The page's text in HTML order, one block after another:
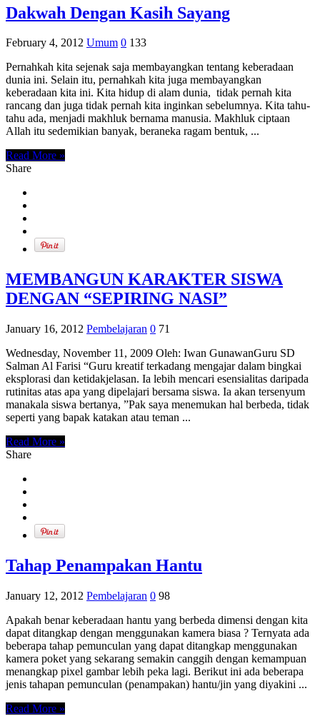
Dakwah Dengan Kasih Sayang
February 4, 2012 Umum 0 133
Pernahkah kita sejenak saja membayangkan tentang keberadaan
dunia ini. Selain itu, pernahkah kita juga membayangkan
keberadaan kita ini. Kita hidup di alam dunia, tidak pernah kita
rancang dan juga tidak pernah kita inginkan sebelumnya. Kita tahu-
tahu ada, menjadi makhluk bernama manusia. Makhluk ciptaan
Allah itu sedemikian banyak, beraneka ragam bentuk, ...
Read More »
Share
MEMBANGUN KARAKTER SISWA
DENGAN “SEPIRING NASI”
January 16, 2012 Pembelajaran 0 71
Wednesday, November 11, 2009 Oleh: Iwan GunawanGuru SD
Salman Al Farisi “Guru kreatif terkadang mengajar dalam bingkai
eksplorasi dan ketidakjelasan. Ia lebih mencari esensialitas daripada
rutinitas atas apa yang dipelajari bersama siswa. Ia akan tersenyum
manakala siswa bertanya, ”Pak saya menemukan hal berbeda, tidak
seperti yang bapak katakan atau teman ...
Read More »
Share
Tahap Penampakan Hantu
January 12, 2012 Pembelajaran 0 98
Apakah benar keberadaan hantu yang berbeda dimensi dengan kita
dapat ditangkap dengan menggunakan kamera biasa ? Ternyata ada
beberapa tahap pemunculan yang dapat ditangkap menggunakan
kamera poket yang sekarang semakin canggih dengan kemampuan
menangkap pixel gambar lebih peka lagi. Berikut ini ada beberapa
jenis tahapan pemunculan (penampakan) hantu/jin yang diyakini ...
Read More »